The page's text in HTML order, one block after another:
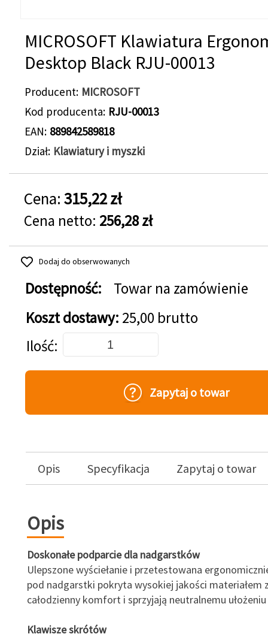
MICROSOFT Klawiatura
Desktop Black RJU-00013
Producent MICROSOFT
Kod producenta RJU-00013
EAN 889842589818
Dział Klawiatury i myszki
Cena: 315,22 zł
Cena netto: 256,28 zł
Dodaj do obserwowanych
Dostępność:
Towar na zamówienie
Koszt dostawy: 25,00 brutto
Dodaj do koszyka
Ilość
Zapytaj o towar
Opis Specyfikacja Zapytaj o towar
Opis
Doskonałe podparcie dla nadgarstków
Ulepszone wyściełanie i przetestowana
pod nadgarstki pokryta wysokiej jakości materiałem
całodzienny komfort i sprzyjają neutralnemu
Klawisze skrótów